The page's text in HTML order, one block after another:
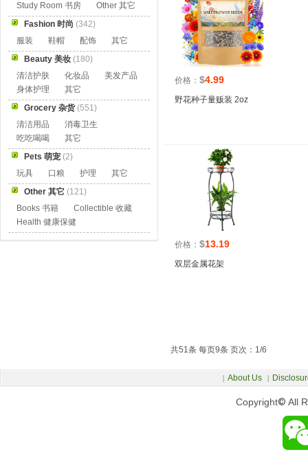
价格： $4.99
野花种子量贩装 2oz
价格： $13.19
双层金属花架
共51条 每页9条 页次：1/6
Study Room 书房
Other 其它
Fashion 时尚 (342)
服装
鞋帽 配饰
其它
Beauty 美妆 (180)
清洁护肤
化妆品
美发产品
身体护理
其它
Grocery 杂货(551)
清洁用品
消毒卫生
吃吃喝喝
其它
Pets 萌宠 (2)
玩具
口粮 护理
其它
Other 其它 (121)
Books 书籍
Collectible 收藏
Health 健康保健
Copyright© All
| About Us |